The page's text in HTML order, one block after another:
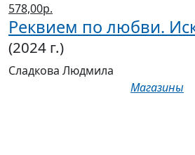
578,00р.
Реквием по любви.
(2024 г.)
Сладкова Людмила
Магазины